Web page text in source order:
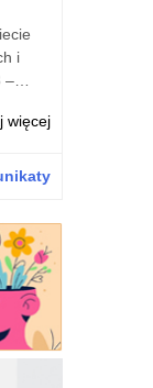
i
–…
więcejo:
żołnierze